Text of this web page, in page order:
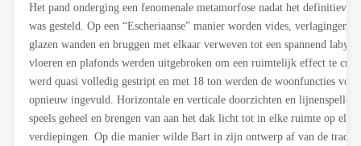
Het pand onderging een fenomenale metamorfose nadat het definitieve
was gesteld. Op een “Escheriaanse” manier worden vides, verlagingen
glazen wanden en bruggen met elkaar verweven tot een spannend
vloeren en plafonds werden uitgebroken om een ruimtelijk effect te
werd quasi volledig gestript en met 18 ton werden de woonfuncties
opnieuw ingevuld. Horizontale en verticale doorzichten en lijnenspellen
speels geheel en brengen van aan het dak licht tot in elke ruimte op elk
verdiepingen. Op die manier wilde Bart in zijn ontwerp af van de